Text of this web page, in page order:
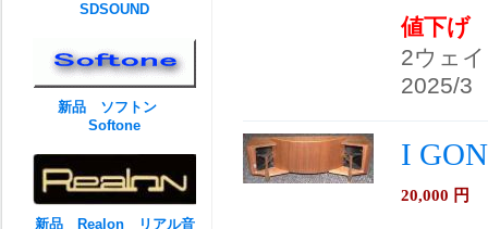
値下げ
2ウェ
2025/3
I
20,000 円
SDSOUND
新品 ソフトン
Softone
新品 Realon リアル音